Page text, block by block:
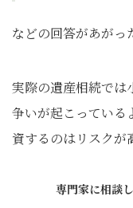
などの回答があがっ
実際の遺産相続では
争いが起こっている
資するのはリスクが
専門家に相談